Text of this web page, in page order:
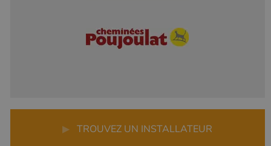
▶ TROUVEZ UN INSTALLATEUR